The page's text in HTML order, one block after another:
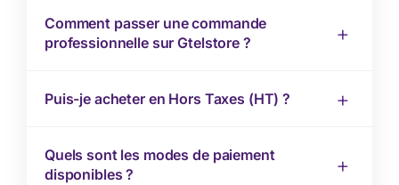
Comment passer une commande
professionnelle sur Gtelstore ?
Puis-je acheter en Hors Taxes (HT) ?
Quels sont les modes de paiement
disponibles ?